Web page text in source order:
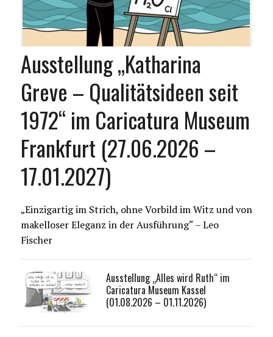
Ausstellung „Katharina
Greve – Qualitätsideen seit
1972“ im Caricatura Museum
Frankfurt (27.06.2026 –
17.01.2027)
„Einzigartig im Strich, ohne Vorbild im Witz und von
makelloser Eleganz in der Ausführung“ – Leo
Fischer
Ausstellung „Alles wird Ruth“ im
Caricatura Museum Kassel
(01.08.2026 – 01.11.2026)